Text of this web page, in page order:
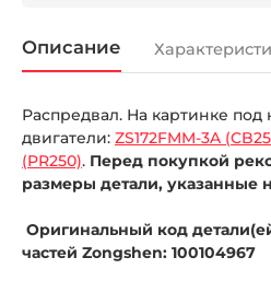
Описание
Распредвал. На картинке
двигатели: ZS172FMM-3A
(PR250). Перед покупкой
размеры детали, указанные
Оригинальный код
частей Zongshen: 100104967